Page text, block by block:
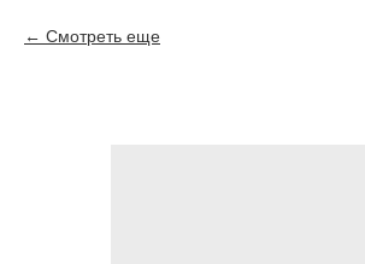
Смотреть еще